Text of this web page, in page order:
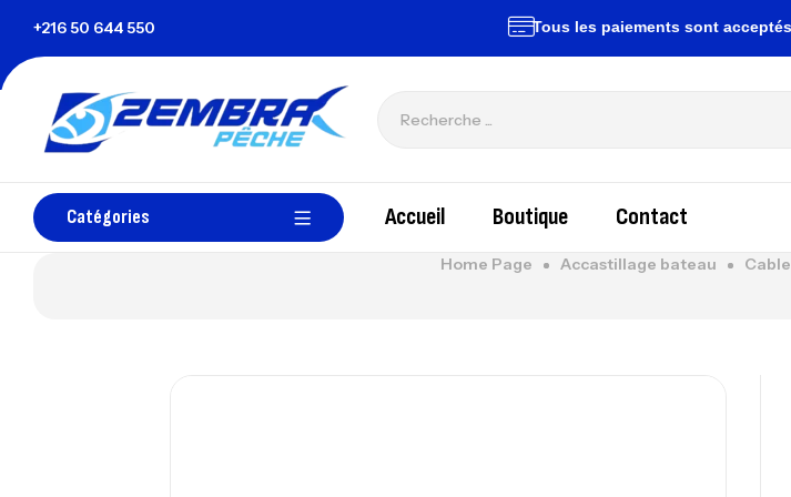
+216 50 644 550zembrapechetunisie@gmail.com Tous les paiements sont acceptés
Catégories Accueil Boutique Contact
Home Page Accastillage bateau Cable